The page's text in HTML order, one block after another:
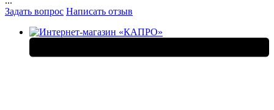
Задать вопрос Написать отзыв